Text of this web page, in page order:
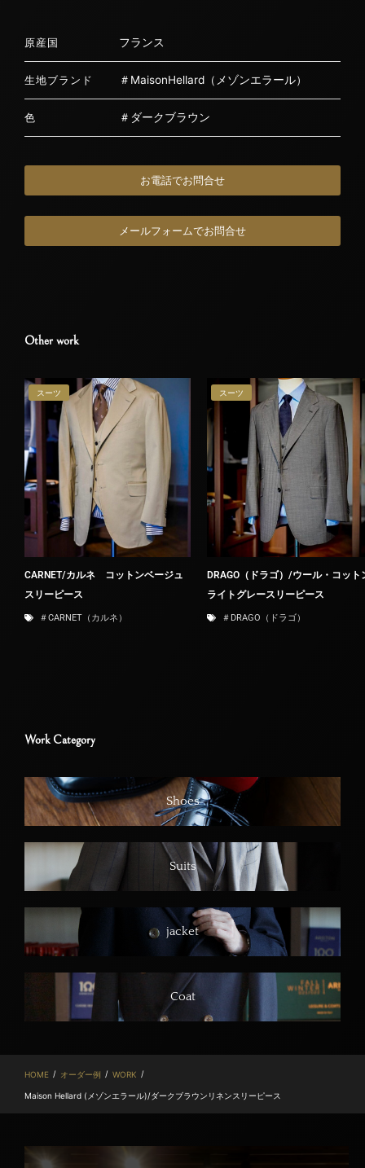
原産国 フランス
生地ブランド ＃MaisonHellard（メゾンエラール）
色 ＃ダークブラウン
お電話でお問合せ
メールフォームでお問合せ
Other work
スーツ
CARNET/カルネ コットンベージュ
スリーピース
＃CARNET（カルネ）
スーツ
DRAGO（ドラゴ）/ウール・コット
ライトグレースリーピース
＃DRAGO（ドラゴ）
Work Category
Shoes
Suits
jacket
Coat
HOME / オーダー例 / WORK /
Maison Hellard (メゾンエラール)/ダークブラウンリネンスリーピース